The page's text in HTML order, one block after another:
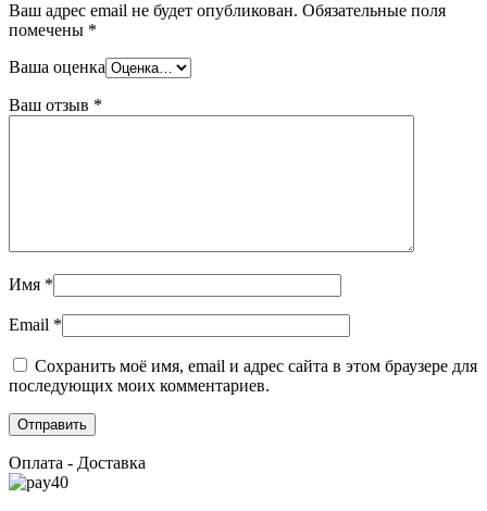
Ваш адрес email не будет опубликован. Обязательные поля
помечены *
Ваша оценка
Ваш отзыв *
Имя *
Email *
Сохранить моё имя, email и адрес сайта в этом браузере для
последующих моих комментариев.
Оплата - Доставка